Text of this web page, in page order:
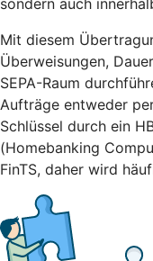
Mit diesem
Überweisungen,
SEPA-Raum
Aufträge entweder
Schlüssel durch ein
(Homebanking
FinTS, daher wird